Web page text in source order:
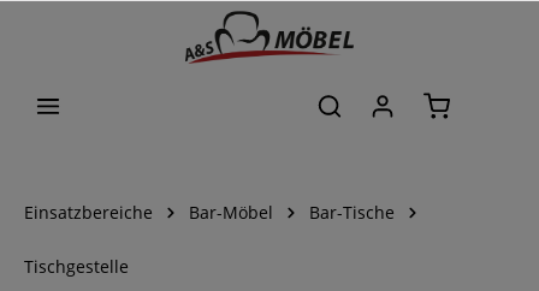
Einsatzbereiche Bar-Möbel Bar-Tische
Tischgestelle